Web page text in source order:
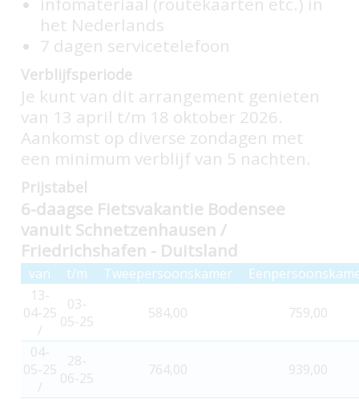
het Nederlands
7 dagen servicetelefoon
Verblijfsperiode
Je kunt van dit arrangement genieten
van 13 april t/m 18 oktober 2026.
Aankomst op diverse zondagen met
een minimum verblijf van 5 nachten.
Prijstabel
6-daagse Fietsvakantie Bodensee
vanuit Schnetzenhausen /
Friedrichshafen - Duitsland
van t/m Tweepersoonskamer
13-
04-25
/
03-
05-25
584,00 759,00
04-
05-25
/
28-
06-25
764,00 939,00